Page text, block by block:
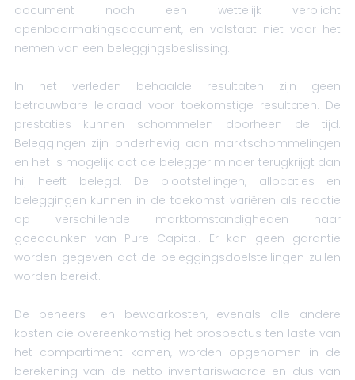
document noch een wettelijk verplicht
openbaarmakingsdocument, en volstaat niet voor het
nemen van een beleggingsbeslissing.
In het verleden behaalde resultaten zijn geen
betrouwbare leidraad voor toekomstige resultaten. De
prestaties kunnen schommelen doorheen de tijd.
Beleggingen zijn onderhevig aan marktschommelingen
en het is mogelijk dat de belegger minder terugkrijgt dan
hij heeft belegd. De blootstellingen, allocaties en
beleggingen kunnen in de toekomst variëren als reactie
op verschillende marktomstandigheden naar
goeddunken van Pure Capital. Er kan geen garantie
worden gegeven dat de beleggingsdoelstellingen zullen
worden bereikt.
De beheers- en bewaarkosten, evenals alle andere
kosten die overeenkomstig het prospectus ten laste van
het compartiment komen, worden opgenomen in de
berekening van de netto-inventariswaarde en dus van